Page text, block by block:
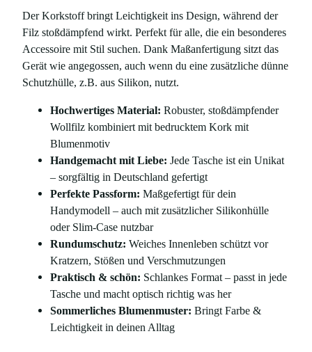
h
e
m
t
Der Korkstoff bringt Leichtigkeit ins Design, während der
Filz stoßdämpfend wirkt. Perfekt für alle, die ein besonderes
Accessoire mit Stil suchen. Dank Maßanfertigung sitzt das
Gerät wie angegossen, auch wenn du eine zusätzliche dünne
Schutzhülle, z.B. aus Silikon, nutzt.
Hochwertiges Material: Robuster, stoßdämpfender
Wollfilz kombiniert mit bedrucktem Kork mit
Blumenmotiv
Handgemacht mit Liebe: Jede Tasche ist ein Unikat
– sorgfältig in Deutschland gefertigt
Perfekte Passform: Maßgefertigt für dein
Handymodell – auch mit zusätzlicher Silikonhülle
oder Slim-Case nutzbar
Rundumschutz: Weiches Innenleben schützt vor
Kratzern, Stößen und Verschmutzungen
Praktisch & schön: Schlankes Format – passt in jede
Tasche und macht optisch richtig was her
Sommerliches Blumenmuster: Bringt Farbe &
Leichtigkeit in deinen Alltag